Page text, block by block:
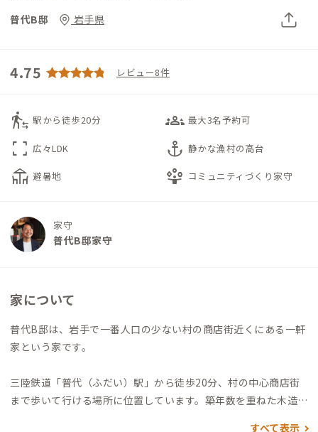
普代B邸 岩手県
4.75 レビュー8件
transfer_within_a_station 駅から徒歩20分 groups_3 最大3名予約可
fullscreen 広々LDK anchor 静かな漁村の高台
deck 避暑地 person_play コミュニティづくり家守
家守
普代B邸家守
家について
普代B邸は、岩手で一番人口の少ない村の商店街近くにある一軒
家という家です。
三陸鉄道「普代（ふだい）駅」から徒歩20分、村の中心商店街
まで歩いて行ける場所に位置しています。築年数を重ねた木造の
すべて表示